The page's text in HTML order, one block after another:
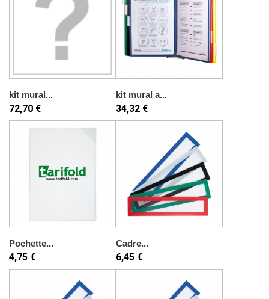
kit mural...
72,70 €
kit mural a...
34,32 €
Pochette...
4,75 €
Cadre...
6,45 €